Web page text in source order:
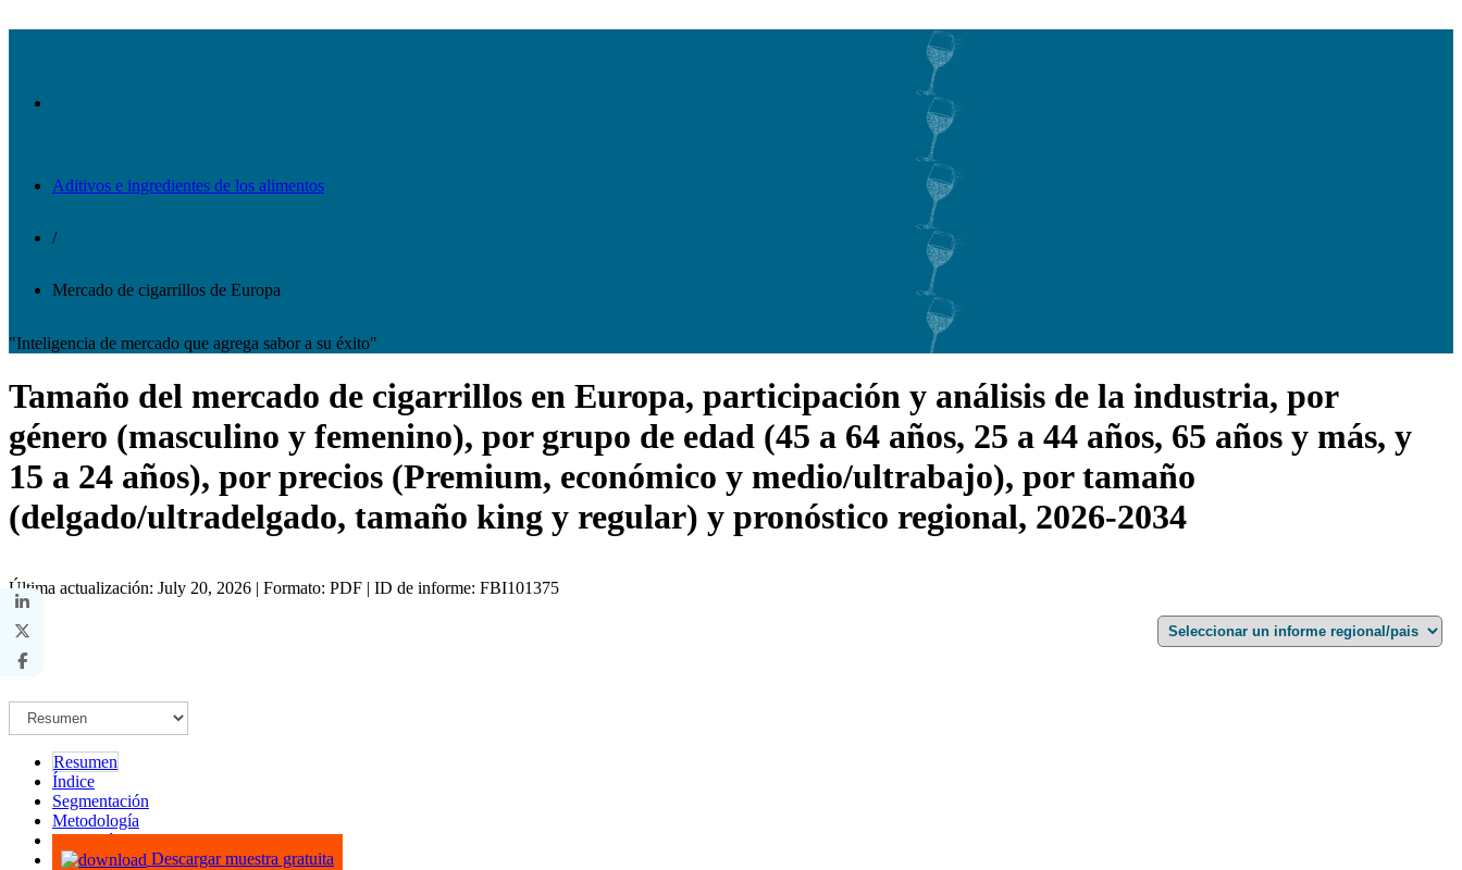
Aditivos e ingredientes de los alimentos
/
Mercado de cigarrillos de Europa
"Inteligencia de mercado que agrega sabor a su éxito"
Tamaño del mercado de cigarrillos en Europa, participación y análisis de la industria, por
género (masculino y femenino), por grupo de edad (45 a 64 años, 25 a 44 años, 65 años y más, y
15 a 24 años), por precios (Premium, económico y medio/ultrabajo), por tamaño
(delgado/ultradelgado, tamaño king y regular) y pronóstico regional, 2026-2034
Última actualización: July 20, 2026 | Formato: PDF | ID de informe: FBI101375
Resumen
Índice
Segmentación
Metodología
Infografías
Descargar muestra gratuita